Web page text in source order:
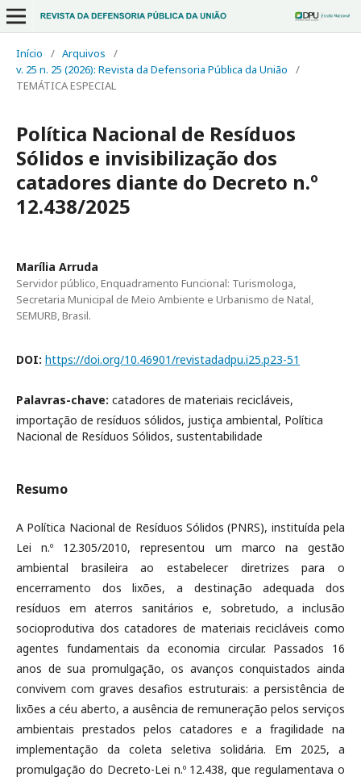
Início / Arquivos
/
v. 25 n. 25 (2026): Revista da Defensoria Pública da União
/
TEMÁTICA ESPECIAL
Política Nacional de Resíduos
Sólidos e invisibilização dos
catadores diante do Decreto n.º
12.438/2025
Marília Arruda
Servidor público, Enquadramento Funcional: Turismologa,
Secretaria Municipal de Meio Ambiente e Urbanismo de Natal,
SEMURB, Brasil.
DOI: https://doi.org/10.46901/revistadadpu.i25.p23-51
Palavras-chave: catadores de materiais recicláveis,
importação de resíduos sólidos, justiça ambiental, Política
Nacional de Resíduos Sólidos, sustentabilidade
Resumo
A Política Nacional de Resíduos Sólidos (PNRS), instituída pela
Lei n.º 12.305/2010, representou um marco na gestão
ambiental brasileira ao estabelecer diretrizes para o
encerramento dos lixões, a destinação adequada dos
resíduos em aterros sanitários e, sobretudo, a inclusão
socioprodutiva dos catadores de materiais recicláveis como
agentes fundamentais da economia circular. Passados 16
anos de sua promulgação, os avanços conquistados ainda
convivem com graves desafios estruturais: a persistência de
lixões a céu aberto, a ausência de remuneração pelos serviços
ambientais prestados pelos catadores e a fragilidade na
implementação da coleta seletiva solidária. Em 2025, a
promulgação do Decreto-Lei n.º 12.438, que regulamentava o